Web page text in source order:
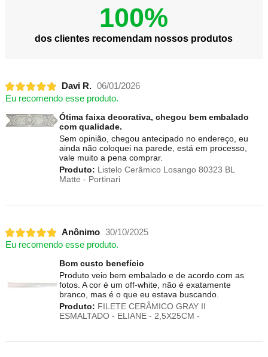
100%
dos clientes recomendam nossos produtos
Davi R. 06/01/2026
Eu recomendo esse produto.
Ótima faixa decorativa, chegou bem embalado
com qualidade.
Sem opinião, chegou antecipado no endereço, eu
ainda não coloquei na parede, está em processo,
vale muito a pena comprar.
Produto: Listelo Cerâmico Losango 80323 BL
Matte - Portinari
Anônimo 30/10/2025
Eu recomendo esse produto.
Bom custo benefício
Produto veio bem embalado e de acordo com as
fotos. A cor é um off-white, não é exatamente
branco, mas é o que eu estava buscando.
Produto: FILETE CERÂMICO GRAY II
ESMALTADO - ELIANE - 2,5X25CM -